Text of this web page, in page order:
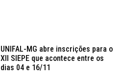
UNIFAL-MG abre inscrições para o
XII SIEPE que acontece entre os
dias 04 e 16/11